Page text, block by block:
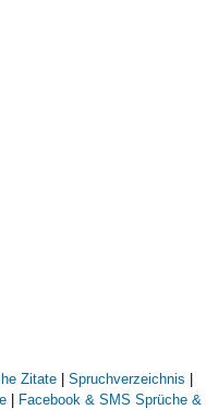
Zitate | Spruchverzeichnis |
| Facebook & SMS Sprüche &